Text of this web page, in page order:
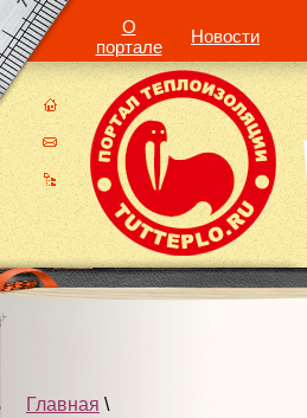
О
портале
Новости
Главная \